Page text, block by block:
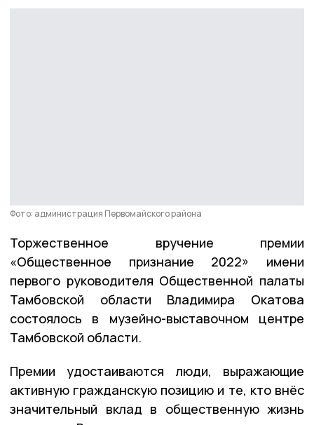
Фото: администрация Первомайского района
Торжественное вручение премии
«Общественное признание 2022» имени
первого руководителя Общественной палаты
Тамбовской области Владимира Окатова
состоялось в музейно-выставочном центре
Тамбовской области.
Премии удостаиваются люди, выражающие
активную гражданскую позицию и те, кто внёс
значительный вклад в общественную жизнь